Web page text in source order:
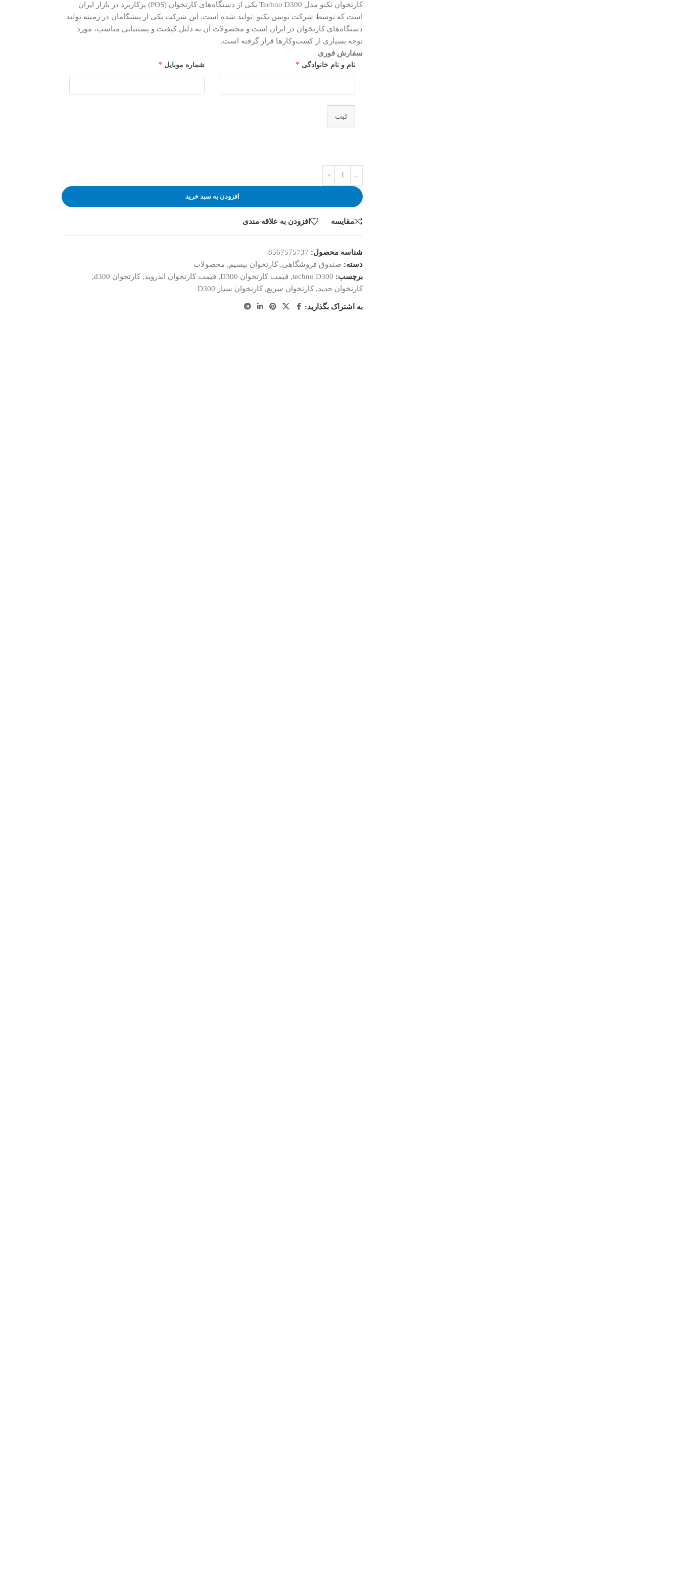
کارتخوان تکنو مدل Techno D300 یکی از دستگاه‌های کارتخوان (POS) پرکاربرد در بازار ایران
است که توسط شرکت توسن تکنو تولید شده است. این شرکت یکی از پیشگامان در زمینه تولید
دستگاه‌های کارتخوان در ایران است و محصولات آن به دلیل کیفیت و پشتیبانی مناسب، مورد
توجه بسیاری از کسب‌وکارها قرار گرفته است.
سفارش فوری
نام و نام خانوادگی * شماره موبایل *
ثبت
افزودن به سبد خرید
مقایسه افزودن به علاقه مندی
شناسه محصول: 8567575737
دسته: صندوق فروشگاهی, کارتخوان بیسیم, محصولات
برچسب: techno D300
, قیمت کارتخوان D300 , قیمت کارتخوان اندروید, کارتخوان d300
,
کارتخوان جدید, کارتخوان سریع, کارتخوان سیار D300
به اشتراک بگذارید: